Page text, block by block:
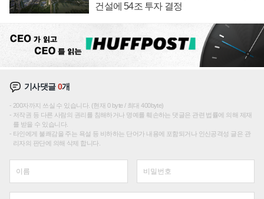
건설에 54조 투자 결정
기사댓글0개
200자까지 쓰실 수 있습니다. (현재 0 byte / 최대 400byte)
저작권 등 다른 사람의 권리를 침해하거나 명예를 훼손하는 댓글은 관련 법률에 의해 제재
를 받을 수 있습니다.
타인에게 불쾌감을 주는 욕설 등 비하하는 단어가 내용에 포함되거나 인신공격성 글은 관
리자의 판단에 의해 삭제 합니다.